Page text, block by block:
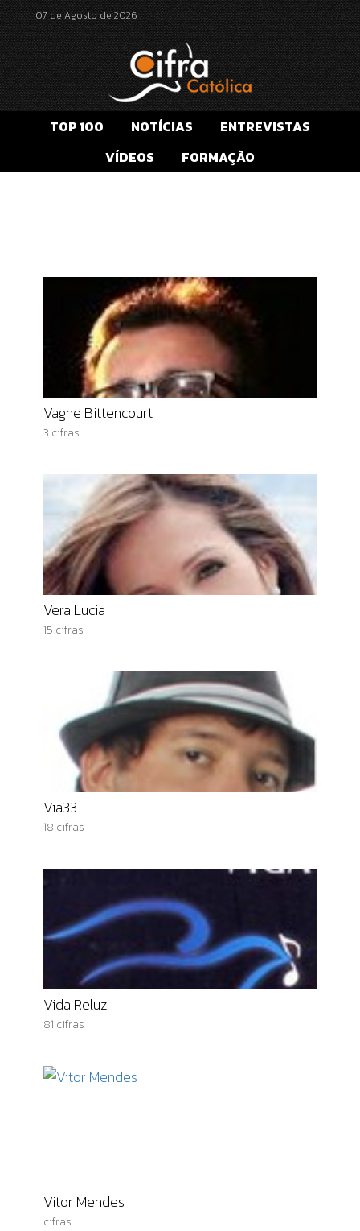
07 de Agosto de 2026
TOP 100 NOTÍCIAS
ENTREVISTAS
VÍDEOS
FORMAÇÃO
Vagne Bittencourt
3 cifras
Vera Lucia
15 cifras
Via33
18 cifras
Vida Reluz
81 cifras
Vitor Mendes
cifras